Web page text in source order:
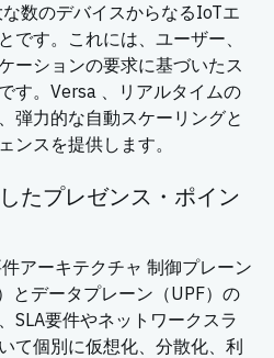
数のデバイスからなるIoTエ
です。これには、ユーザー、
ーションの要求に基づいたス
す。Versa 、リアルタイムの
弾力的な自動スケーリングと
ンスを提供します。
たプレゼンス・ポイン
アーキテクチャ 制御プレーン
とデータプレーン（UPF）の
SLA要件やネットワークスラ
て個別に仮想化、分散化、利